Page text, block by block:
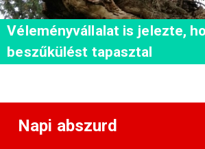
Véleményvállalat is jelezte,
beszűkülést tapasztal
Napi abszurd